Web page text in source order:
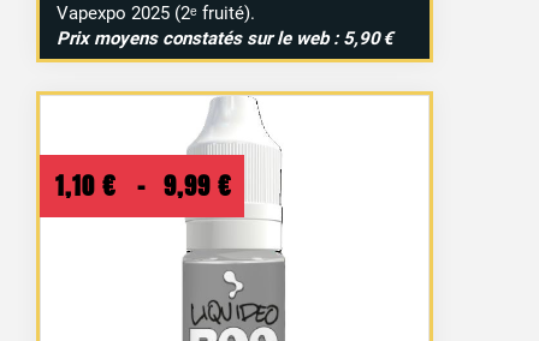
Vapexpo 2025 (2ᵉ fruité).
Prix moyens constatés sur le web : 5,90 €
1,10 € – 9,99 €
Plage
de
prix :
1,10 €